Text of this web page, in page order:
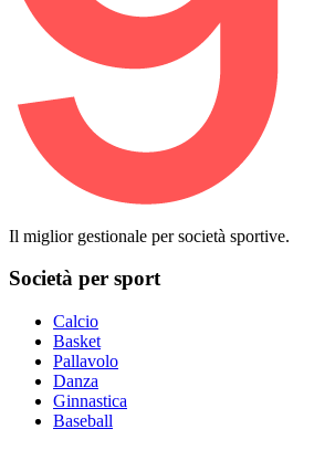
Il miglior gestionale per società sportive.
Società per sport
Calcio
Basket
Pallavolo
Danza
Ginnastica
Baseball